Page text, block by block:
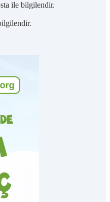
ile bilgilendir.